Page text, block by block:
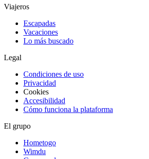
Viajeros
Escapadas
Vacaciones
Lo más buscado
Legal
Condiciones de uso
Privacidad
Cookies
Accesibilidad
Cómo funciona la plataforma
El grupo
Hometogo
Wimdu